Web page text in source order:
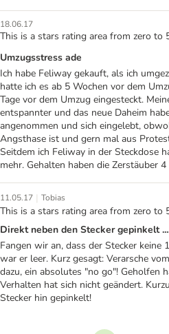
18.06.17
This is a stars rating area from zero to
Umzugsstress ade
Ich habe Feliway gekauft, als ich
hatte ich es ab 5 Wochen vor dem
Tage vor dem Umzug eingesteckt.
entspannter und das neue Daheim
angenommen und sich eingelebt,
Angsthase ist und gern mal aus
Seitdem ich Feliway in der Steckdose
mehr. Gehalten haben die Zerstäuber
11.05.17 | Tobias
This is a stars rating area from zero to
Direkt neben den Stecker gepinkelt
Fangen wir an, dass der Stecker keine
war er leer. Kurz gesagt: Verarsche
dazu, ein absolutes "no go"! Geholfen
Verhalten hat sich nicht geändert.
Stecker hin gepinkelt!